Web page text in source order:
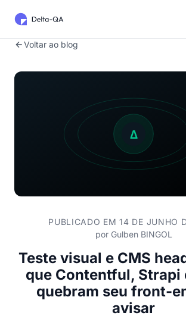
Voltar ao blog
PUBLICADO EM 14 DE JUNHO
por Gulben BINGOL
Teste visual e CMS
que Contentful, Strapi
quebram seu front-
avisar